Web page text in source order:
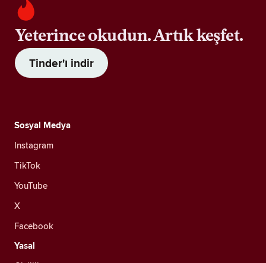
Yeterince okudun. Artık keşfet.
Tinder'ı indir
Sosyal Medya
Instagram
TikTok
YouTube
X
Facebook
Yasal